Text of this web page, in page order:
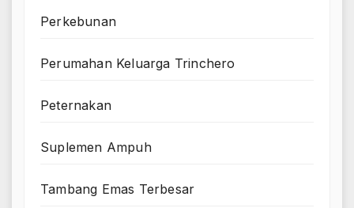
Perkebunan
Perumahan Keluarga Trinchero
Peternakan
Suplemen Ampuh
Tambang Emas Terbesar